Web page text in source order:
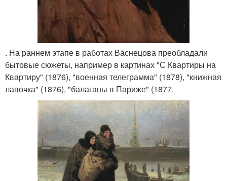
. На раннем этапе в работах Васнецова преобладали
бытовые сюжеты, например в картинах "С Квартиры на
Квартиру" (1876), "военная телеграмма" (1878), "книжная
лавочка" (1876), "балаганы в Париже" (1877.